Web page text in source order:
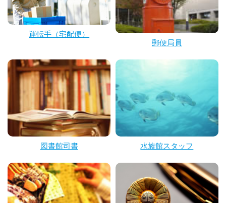
運転手（宅配便）
郵便局員
図書館司書 水族館スタッフ